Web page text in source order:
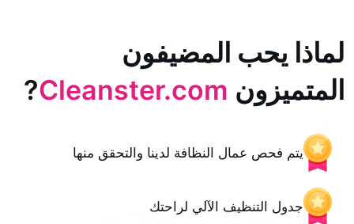
المضيفون
Cleanster.com
?
عمال النظافة لدينا والتحقق منها
التنظيف الآلي لراحتك